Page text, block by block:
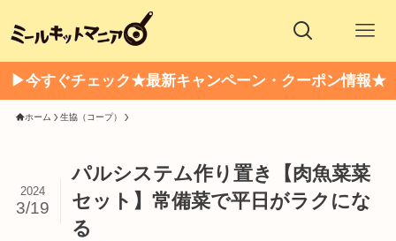
▶今すぐチェック★最新キャンペーン・クーポン情報★
ホーム 生協（コープ）
パルシステム作り置き【肉魚菜菜
セット】常備菜で平日がラクにな
る
2024
3/19